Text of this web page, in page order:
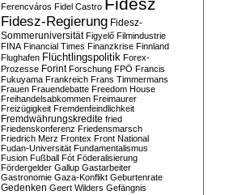
Ferencváros Fidel Castro
Fidesz-Regierung Fidesz-
Sommeruniversität Figyelő Filmindustrie
FINA Financial Times Finanzkrise Finnland
Flughafen Flüchtlingspolitik Forex-
Prozesse Forint Forschung FPÖ Francis
Fukuyama Frankreich Frans Timmermans
Frauen Frauendebatte Freedom House
Freihandelsabkommen Freimaurer
Freizügigkeit Fremdenfeindlichkeit
Fremdwährungskredite fried
Friedenskonferenz Friedensmarsch
Friedrich Merz Frontex Front National
Fudan-Universität Fundamentalismus
Fusion Fußball Fót Föderalisierung
Fördergelder Gallup Gastarbeiter
Gastronomie Gaza-Konflikt Geburtenrate
Gedenken Geert Wilders Gefängnis